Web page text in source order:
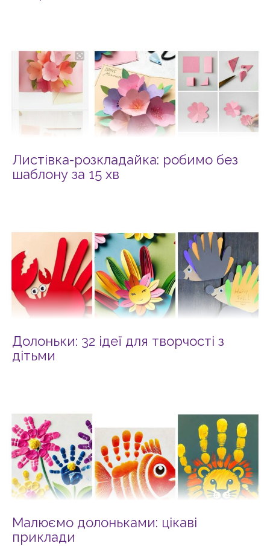
Листівка-розкладайка: робимо без
шаблону за 15 хв
Долоньки: 32 ідеї для творчості з
дітьми
Малюємо долоньками: цікаві
приклади